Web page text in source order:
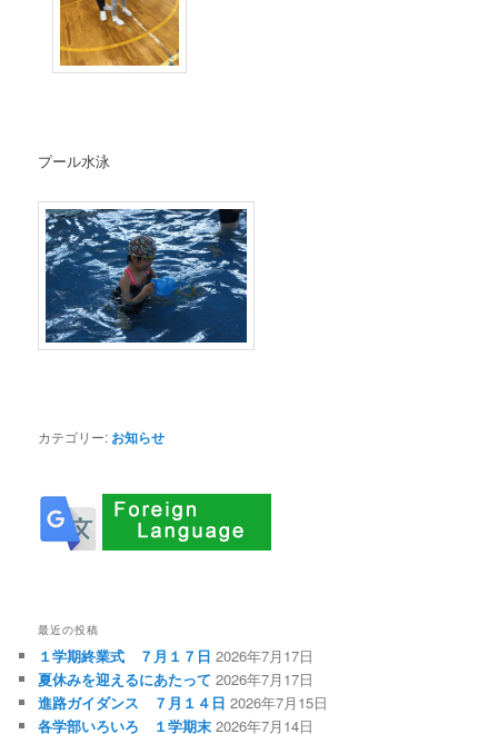
プール水泳
カテゴリー: お知らせ
最近の投稿
１学期終業式 ７月１７日 2026年7月17日
夏休みを迎えるにあたって 2026年7月17日
進路ガイダンス ７月１４日 2026年7月15日
各学部いろいろ １学期末 2026年7月14日